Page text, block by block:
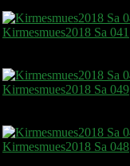
Kirmesmues2018 Sa 041
Kirmesmues2018 Sa 049
Kirmesmues2018 Sa 048